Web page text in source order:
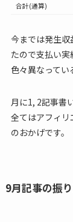
合計(通算)
今までは発生収
たので支払い
色々異なってい
月に1, 2記事書
全てはアフィリ
のおかげです。
9月記事の振